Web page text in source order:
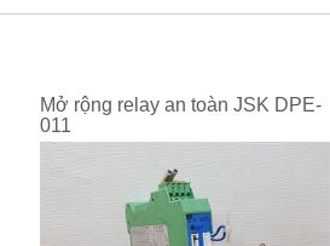
Mở rộng relay an toàn JSK DPE-
011